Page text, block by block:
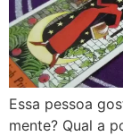
Essa pessoa
mente? Qual a